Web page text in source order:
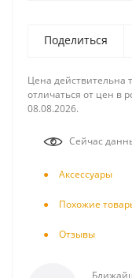
Поделиться
Цена действительна
отличаться от цен в
08.08.2026.
Сейчас
Аксесcуары
Похожие
Отзывы